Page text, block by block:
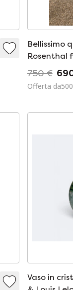
Bellissimo
Rosenthal
750 €
Offerta
Vaso in